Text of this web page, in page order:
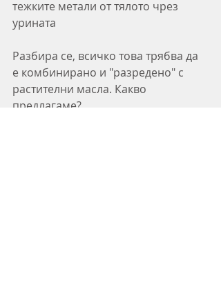
тежките метали от тялото чрез
урината
Разбира се, всичко това трябва да
е комбинирано и "разредено" с
растителни масла. Какво
предлагаме?